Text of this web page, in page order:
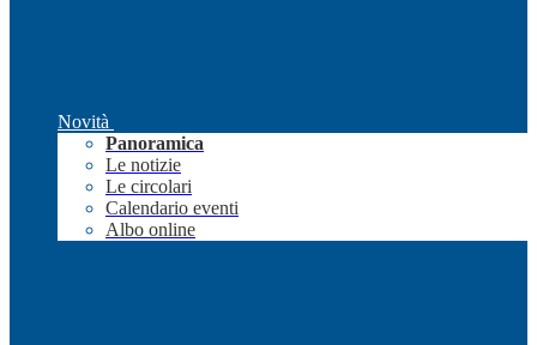
Novità
Panoramica
Le notizie
Le circolari
Calendario eventi
Albo online